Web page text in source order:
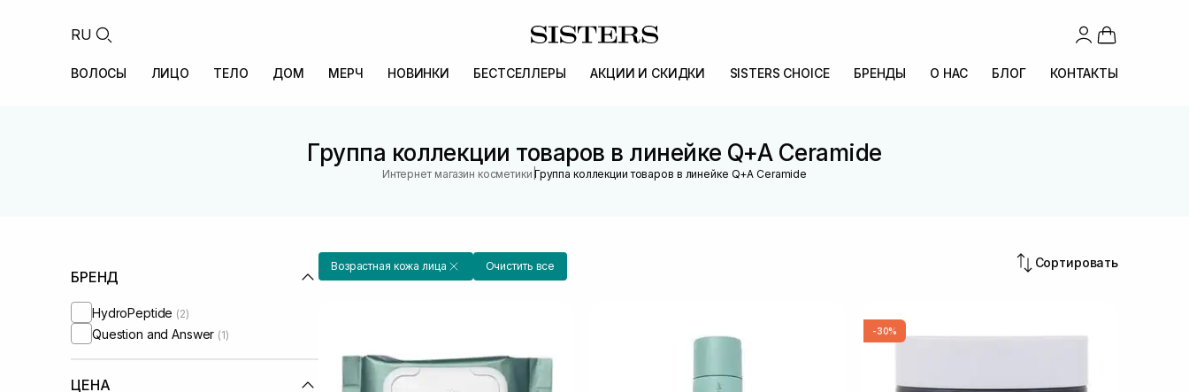
RU
ВОЛОСЫ ЛИЦО ТЕЛО ДОМ МЕРЧ НОВИНКИ БЕСТСЕЛЛЕРЫ АКЦИИ И СКИДКИ SISTERS CHOICE БРЕНДЫ О НАС БЛОГ КОНТАКТЫ
Группа коллекции товаров в линейке Q+A Ceramide
Интернет магазин косметики |Группа коллекции товаров в линейке Q+A Ceramide
БРЕНД
HydroPeptide (2)
Question and Answer (1)
ЦЕНА
Возрастная кожа лица Очистить все Сортировать
-30%